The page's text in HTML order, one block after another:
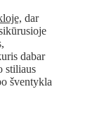
dar
dabar
stiliaus
šventykla